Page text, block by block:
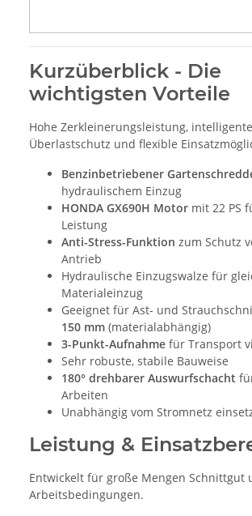
Kurzüberblick - Die
wichtigsten Vorteile
Hohe Zerkleinerungsleistung,
Überlastschutz und flexible
Benzinbetriebener
hydraulischem Einzug
HONDA GX690H Motor mit 22 PS
Leistung
Anti-Stress-Funktion zum Schutz
Antrieb
Hydraulische Einzugswalze für
Materialeinzug
Geeignet für Ast- und
150 mm (materialabhängig)
3-Punkt-Aufnahme für Transport
Sehr robuste, stabile Bauweise
180° drehbarer Auswurfschacht
Arbeiten
Unabhängig vom Stromnetz
Leistung &
Entwickelt für große Mengen Schnittgut
Arbeitsbedingungen.